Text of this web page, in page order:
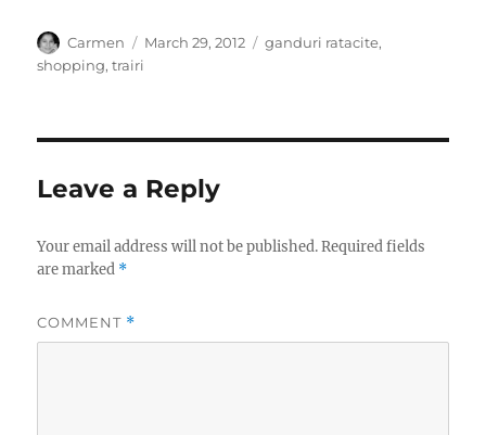
Author
Carmen
Posted
March 29, 2012 Categories
ganduri ratacite,
shopping,trairi
Leave a Reply
Your email address will not be published. Required fields
are marked *
COMMENT *